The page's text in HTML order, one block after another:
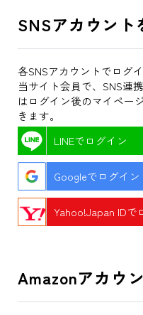
SNSアカウント
各SNSアカウントでログ
当サイト会員で、SNS連
はログイン後のマイペー
きます。
LINEでログイン
Googleでログイン
Yahoo!Japan IDで
Amazonアカウ